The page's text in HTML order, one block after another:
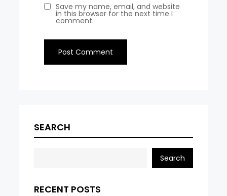
Save my name, email, and website
in this browser for the next time I
comment.
SEARCH
Search
RECENT POSTS